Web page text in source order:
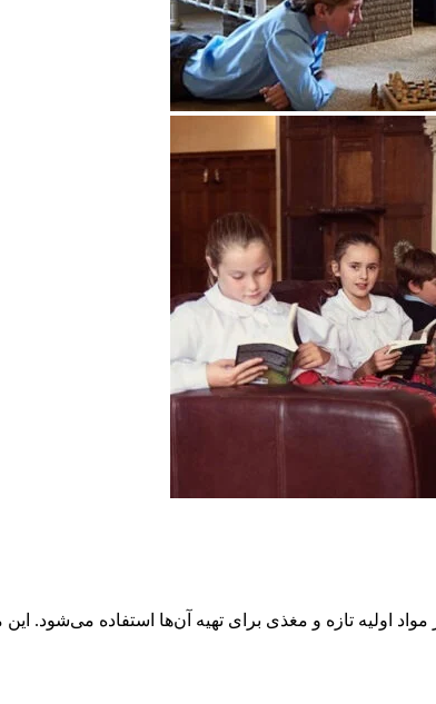
اولیه تازه و مغذی برای تهیه آن‌ها استفاده می‌شود.